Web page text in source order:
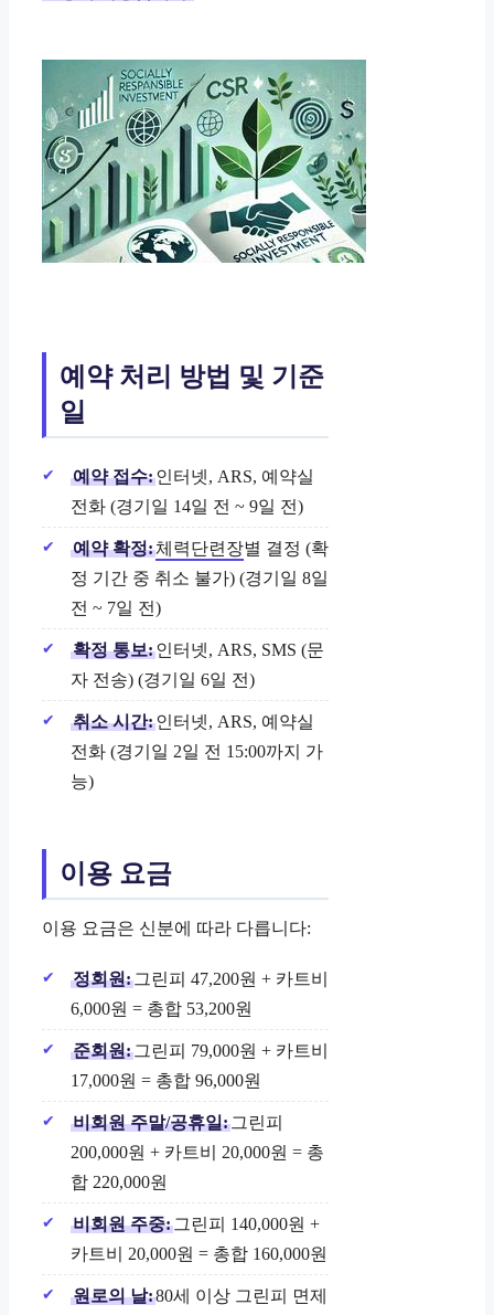
예약 처리 방법 및 기준
일
예약 접수:인터넷, ARS, 예약실
전화 (경기일 14일 전 ~ 9일 전)
예약 확정:체력단련장별 결정 (확
정 기간 중 취소 불가) (경기일 8일
전 ~ 7일 전)
확정 통보:인터넷, ARS, SMS (문
자 전송) (경기일 6일 전)
취소 시간:인터넷, ARS, 예약실
전화 (경기일 2일 전 15:00까지 가
능)
이용 요금
이용 요금은 신분에 따라 다릅니다:
정회원:그린피 47,200원 + 카트비
6,000원 = 총합 53,200원
준회원:그린피 79,000원 + 카트비
17,000원 = 총합 96,000원
비회원 주말/공휴일:그린피
200,000원 + 카트비 20,000원 = 총
합 220,000원
비회원 주중:그린피 140,000원 +
카트비 20,000원 = 총합 160,000원
원로의 날:80세 이상 그린피 면제